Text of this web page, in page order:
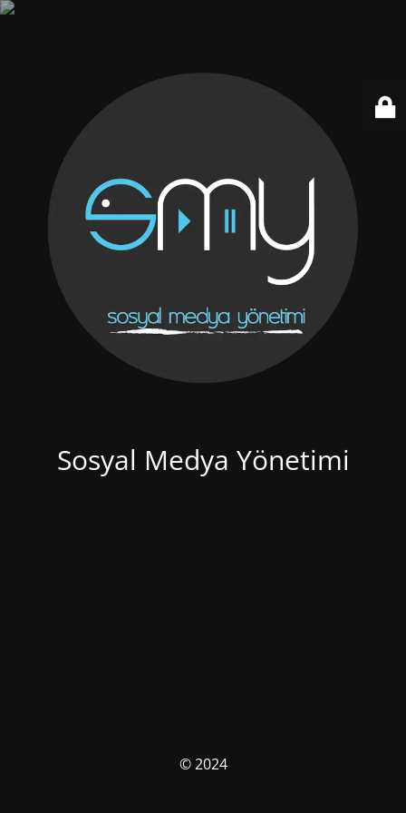
Sosyal Medya Yönetimi
© 2024